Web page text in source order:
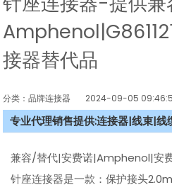
接器替代品
分类：品牌连接器 2024-09-05
专业代理销售提供:连接器|线束|线
兼容/替代|安费诺|Amphenol|安费
针座连接器是一款：保护接头